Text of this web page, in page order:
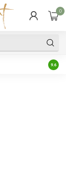
0
9.6